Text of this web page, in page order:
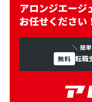
アロンジエージ
お任せください
＼ 簡
無料 転職